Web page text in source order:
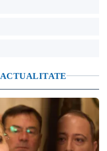
ACTUALITATE